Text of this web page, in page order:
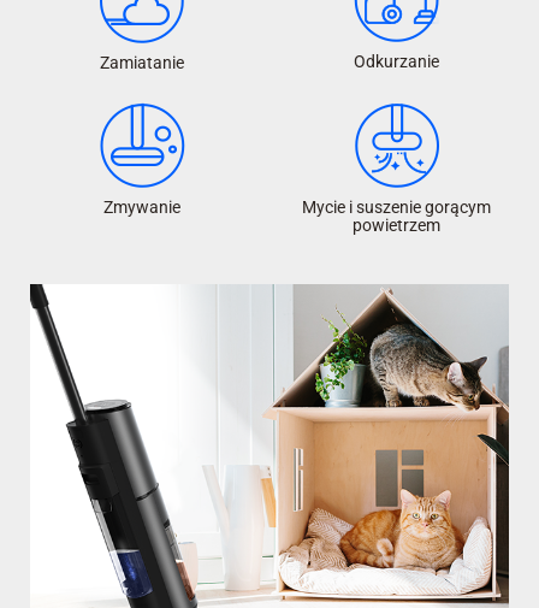
Zamiatanie Odkurzanie
Zmywanie
Mycie i suszenie gorącym
powietrzem